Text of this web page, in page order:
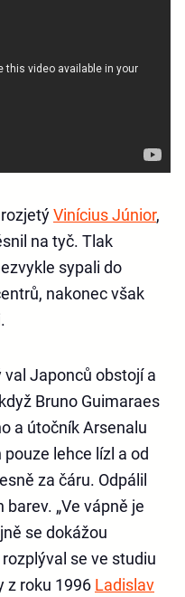
Vinícius Júnior,
na tyč. Tlak
sypali do
nakonec však
val Japonců obstojí a
Bruno Guimaraes
a útočník Arsenalu
lehce lízl a od
za čáru. Odpálil
„Ve vápně je
se dokážou
se ve studiu
z roku 1996 Ladislav